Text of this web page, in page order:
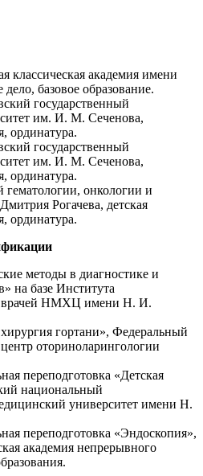
классическая академия имени
базовое образование.
государственный
им. И. М. Сеченова,
ординатура.
государственный
им. И. М. Сеченова,
ординатура.
онкологии и
Рогачева, детская
ординатура.
методы в диагностике и
на базе Института
врачей НМХЦ имени Н. И.
гортани», Федеральный
оториноларингологии
переподготовка «Детская
национальный
университет имени Н.
переподготовка «Эндоскопия»,
академия непрерывного